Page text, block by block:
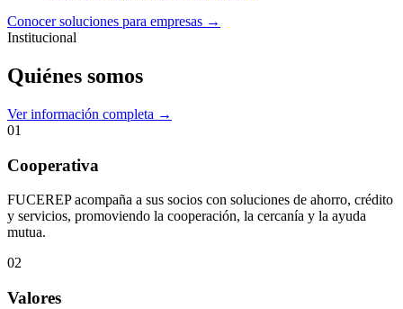
Conocer soluciones para empresas →
Institucional
Quiénes somos
Ver información completa →
01
Cooperativa
FUCEREP acompaña a sus socios con soluciones de ahorro, crédito
y servicios, promoviendo la cooperación, la cercanía y la ayuda
mutua.
02
Valores